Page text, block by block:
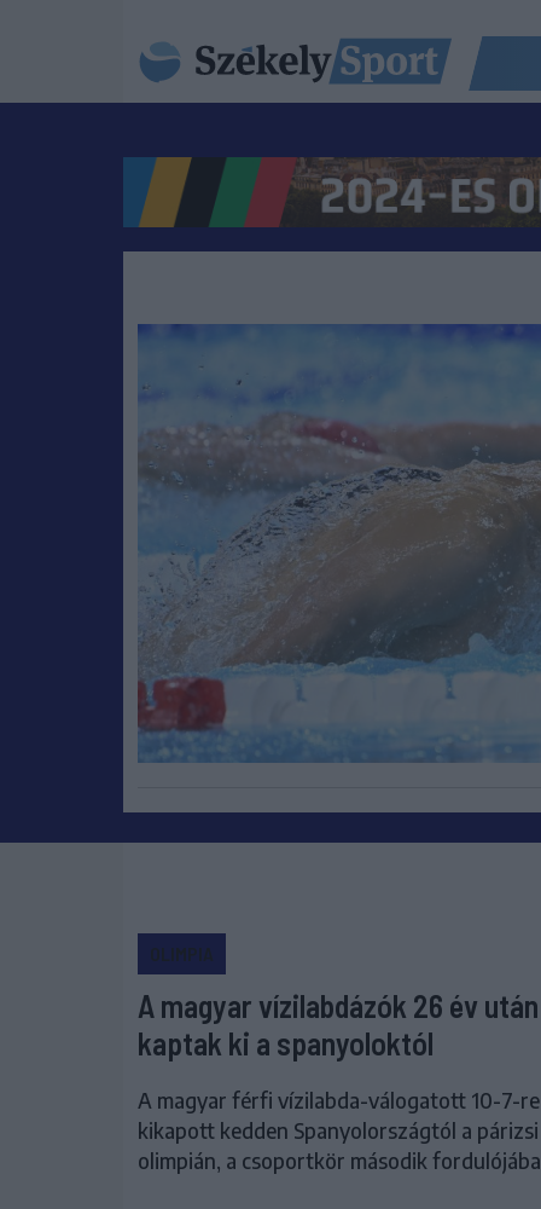
OLIMPIA
A magyar vízilabdázók 26 év után
kaptak ki a spanyoloktól
A magyar férfi vízilabda-válogatott 10-7-re
kikapott kedden Spanyolországtól a párizsi
olimpián, a csoportkör második